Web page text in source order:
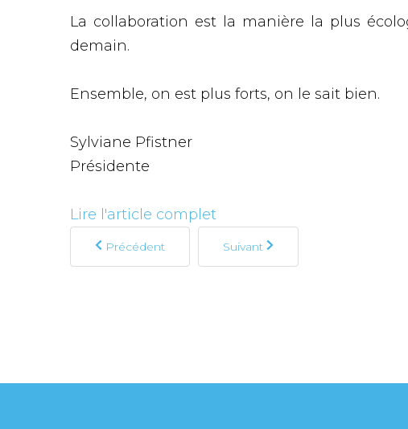
La collaboration est la manière la plus
demain.
Ensemble, on est plus forts, on le sait bien.
Sylviane Pfistner
Présidente
Lire l'article complet
Précédent Suivant